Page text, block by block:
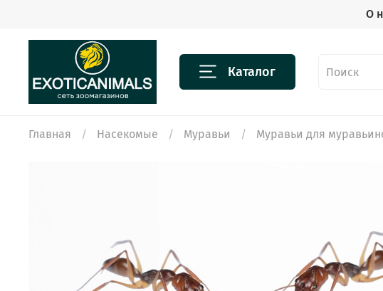
О
Каталог
Главная Насекомые Муравьи Муравьи для